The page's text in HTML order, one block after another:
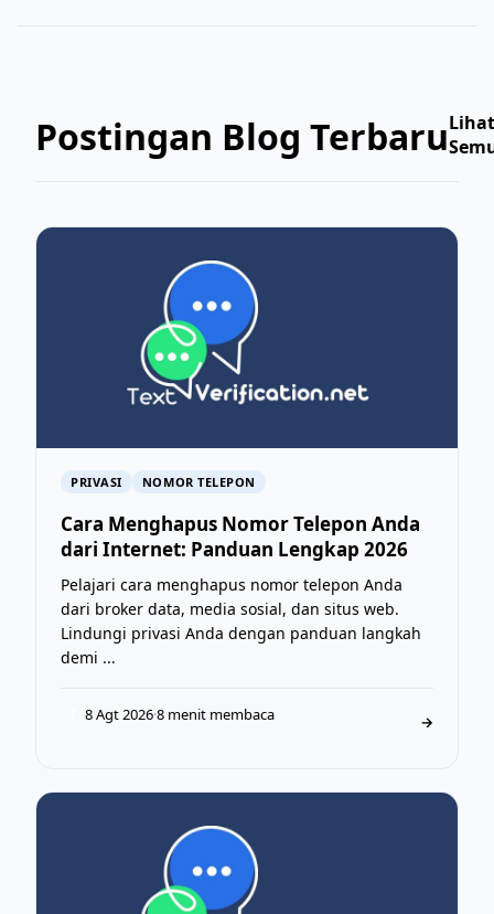
Postingan Blog TerbaruLihat
PRIVASI NOMOR TELEPON
Cara Menghapus Nomor Telepon Anda
dari Internet: Panduan Lengkap 2026
Pelajari cara menghapus nomor telepon Anda
dari broker data, media sosial, dan situs web.
Lindungi privasi Anda dengan panduan langkah
demi ...
8 Agt 2026·8 menit membaca →